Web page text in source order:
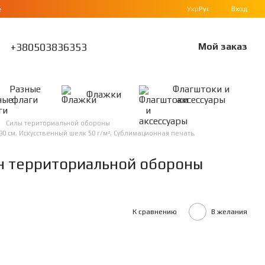
УкрРус Вход
+380503836353 Мой заказ
Разные
флаги
Флажки
Флагштоки и
аксессуары
Силы териториальной обороны
см, Искусственный шелк 50 г/м², Сублимационная печать,
территориальной обороны
К сравнению В желания